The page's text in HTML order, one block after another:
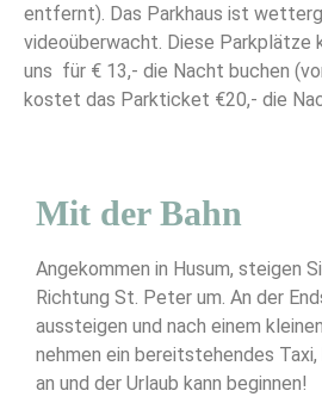
entfernt). Das Parkhaus ist
videoüberwacht. Diese Parkplätze
uns für € 13,- die Nacht buchen
kostet das Parkticket €20,- die
Mit der Bahn
Angekommen in Husum, steigen
Richtung St. Peter um. An der
aussteigen und nach einem
nehmen ein bereitstehendes Taxi,
an und der Urlaub kann beginnen!